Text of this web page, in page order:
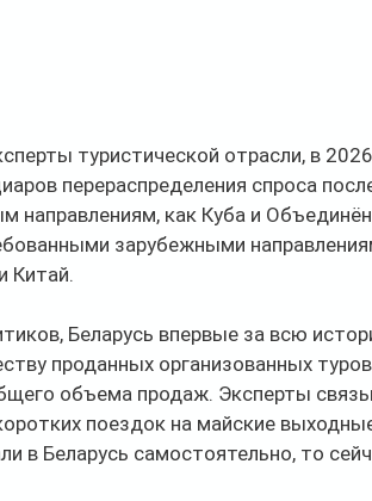
туристической отрасли, в
перераспределения спроса
направлениям, как Куба и
зарубежными
Китай.
Беларусь впервые за всю
проданных организованных
объема продаж. Эксперты
поездок на майские
в Беларусь самостоятельно, то